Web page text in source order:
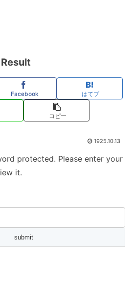
Facebook はてブ
コピー
1925.10.13
protected. Please enter your
it.